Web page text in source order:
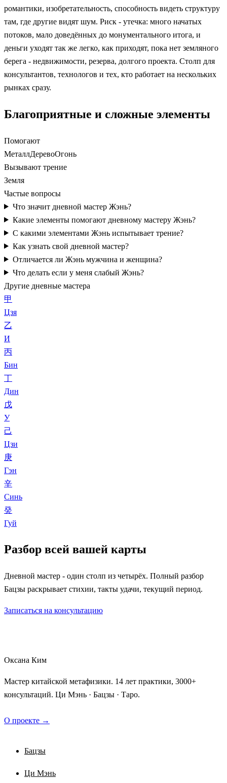
романтики, изобретательность, способность видеть структуру
там, где другие видят шум. Риск - утечка: много начатых
потоков, мало доведённых до монументального итога, и
деньги уходят так же легко, как приходят, пока нет земляного
берега - недвижимости, резерва, долгого проекта. Столп для
консультантов, технологов и тех, кто работает на нескольких
рынках сразу.
Благоприятные и сложные элементы
Помогают
МеталлДеревоОгонь
Вызывают трение
Земля
Частые вопросы
Что значит дневной мастер Жэнь?
Какие элементы помогают дневному мастеру Жэнь?
С какими элементами Жэнь испытывает трение?
Как узнать свой дневной мастер?
Отличается ли Жэнь мужчина и женщина?
Что делать если у меня слабый Жэнь?
Другие дневные мастера
甲
Цзя
乙
И
丙
Бин
丁
Дин
戊
У
己
Цзи
庚
Гэн
辛
Синь
癸
Гуй
Разбор всей вашей карты
Дневной мастер - один столп из четырёх. Полный разбор
Бацзы раскрывает стихии, такты удачи, текущий период.
Записаться на консультацию
Оксана Ким
Мастер китайской метафизики. 14 лет практики, 3000+
консультаций. Ци Мэнь · Бацзы · Таро.
О проекте →
Бацзы
Ци Мэнь